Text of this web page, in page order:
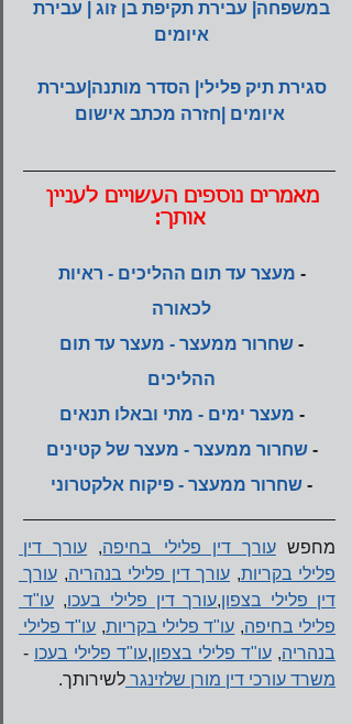
במשפחה| עבירת תקיפת בן זוג | עבירת
איומים
סגירת תיק פלילי| הסדר מותנה|עבירת
איומים |חזרה מכתב אישום
מאמרים נוספים העשויים לעניין
אותך:
- מעצר עד תום ההליכים - ראיות
לכאורה
- שחרור ממעצר - מעצר עד תום
ההליכים
- מעצר ימים - מתי ובאלו תנאים
- שחרור ממעצר - מעצר של קטינים
- שחרור ממעצר - פיקוח אלקטרוני
מחפש עורך דין פלילי בחיפה,
פלילי בקריות, עורך דין פלילי בנהריה,
דין פלילי בצפון,עורך דין פלילי בעכו,
פלילי בחיפה, עו"ד פלילי בקריות,
בנהריה, עו"ד פלילי בצפון,עו"ד פלילי בעכו -
משרד עורכי דין מורן שלזינגר לשירותך.